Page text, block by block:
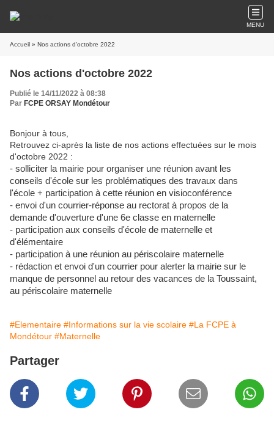
MENU
Accueil » Nos actions d'octobre 2022
Nos actions d'octobre 2022
Publié le 14/11/2022 à 08:38
Par FCPE ORSAY Mondétour
Bonjour à tous,
Retrouvez ci-après la liste de nos actions effectuées sur le mois
d'octobre 2022 :
- solliciter la mairie pour organiser une réunion avant les
conseils d'école sur les problématiques des travaux dans
l'école + participation à cette réunion en visioconférence
- envoi d'un courrier-réponse au rectorat à propos de la
demande d'ouverture d'une 6e classe en maternelle
- participation aux conseils d'école de maternelle et
d'élémentaire
- participation à une réunion au périscolaire maternelle
- rédaction et envoi d'un courrier pour alerter la mairie sur le
manque de personnel au retour des vacances de la Toussaint,
au périscolaire maternelle
#Elementaire #Informations sur la vie scolaire #La FCPE à
Mondétour #Maternelle
Partager